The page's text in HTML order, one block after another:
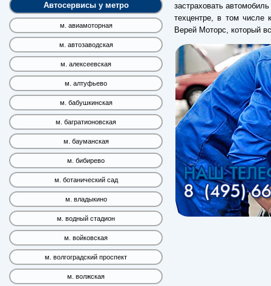
Автосервисы у метро
м. авиамоторная
м. автозаводская
м. алексеевская
м. алтуфьево
м. бабушкинская
м. багратионовская
м. бауманская
м. бибирево
м. ботанический сад
м. владыкино
м. водный стадион
м. войковская
м. волгоградский проспект
м. волжская
застраховать
техцентре, в том
Верей Моторс, который